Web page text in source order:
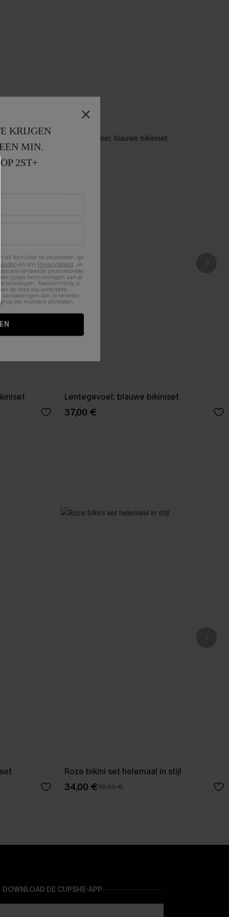
Lentegevoel: blauwe bikiniset
37,00 €
Roze bikini set helemaal in stijl
34,00 €39,00 €
DOWNLOAD DE CUPSHE-APP
KRIJGEN
MIN.
2ST+
dit formulier te verzenden, ga
en ons Privacybeleid. Je
promotionele
(zoals herinneringen aan je
ontvangen. Toestemming is
de door jou verstrekte
aan te bevelen
op elk moment afmelden.